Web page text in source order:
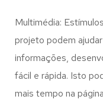
Multimédia:
projeto podem
informações,
fácil e rápida. Isto
mais tempo na